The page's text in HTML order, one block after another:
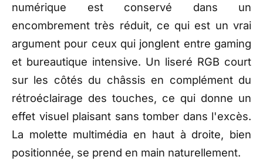
numérique est conservé dans un
encombrement très réduit, ce qui est un vrai
argument pour ceux qui jonglent entre gaming
et bureautique intensive. Un liseré RGB court
sur les côtés du châssis en complément du
rétroéclairage des touches, ce qui donne un
effet visuel plaisant sans tomber dans l'excès.
La molette multimédia en haut à droite, bien
positionnée, se prend en main naturellement.